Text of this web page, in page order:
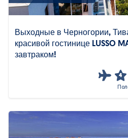
Выходные в Черногории,
красивой гостинице LUSSO
завтраком!
4